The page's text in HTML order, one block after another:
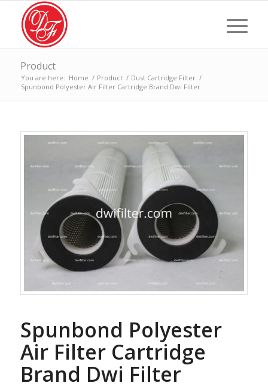
Product
You are here: Home / Product / Dust Cartridge Filter /
Spunbond Polyester Air Filter Cartridge Brand Dwi Filter
Spunbond Polyester
Air Filter Cartridge
Brand Dwi Filter